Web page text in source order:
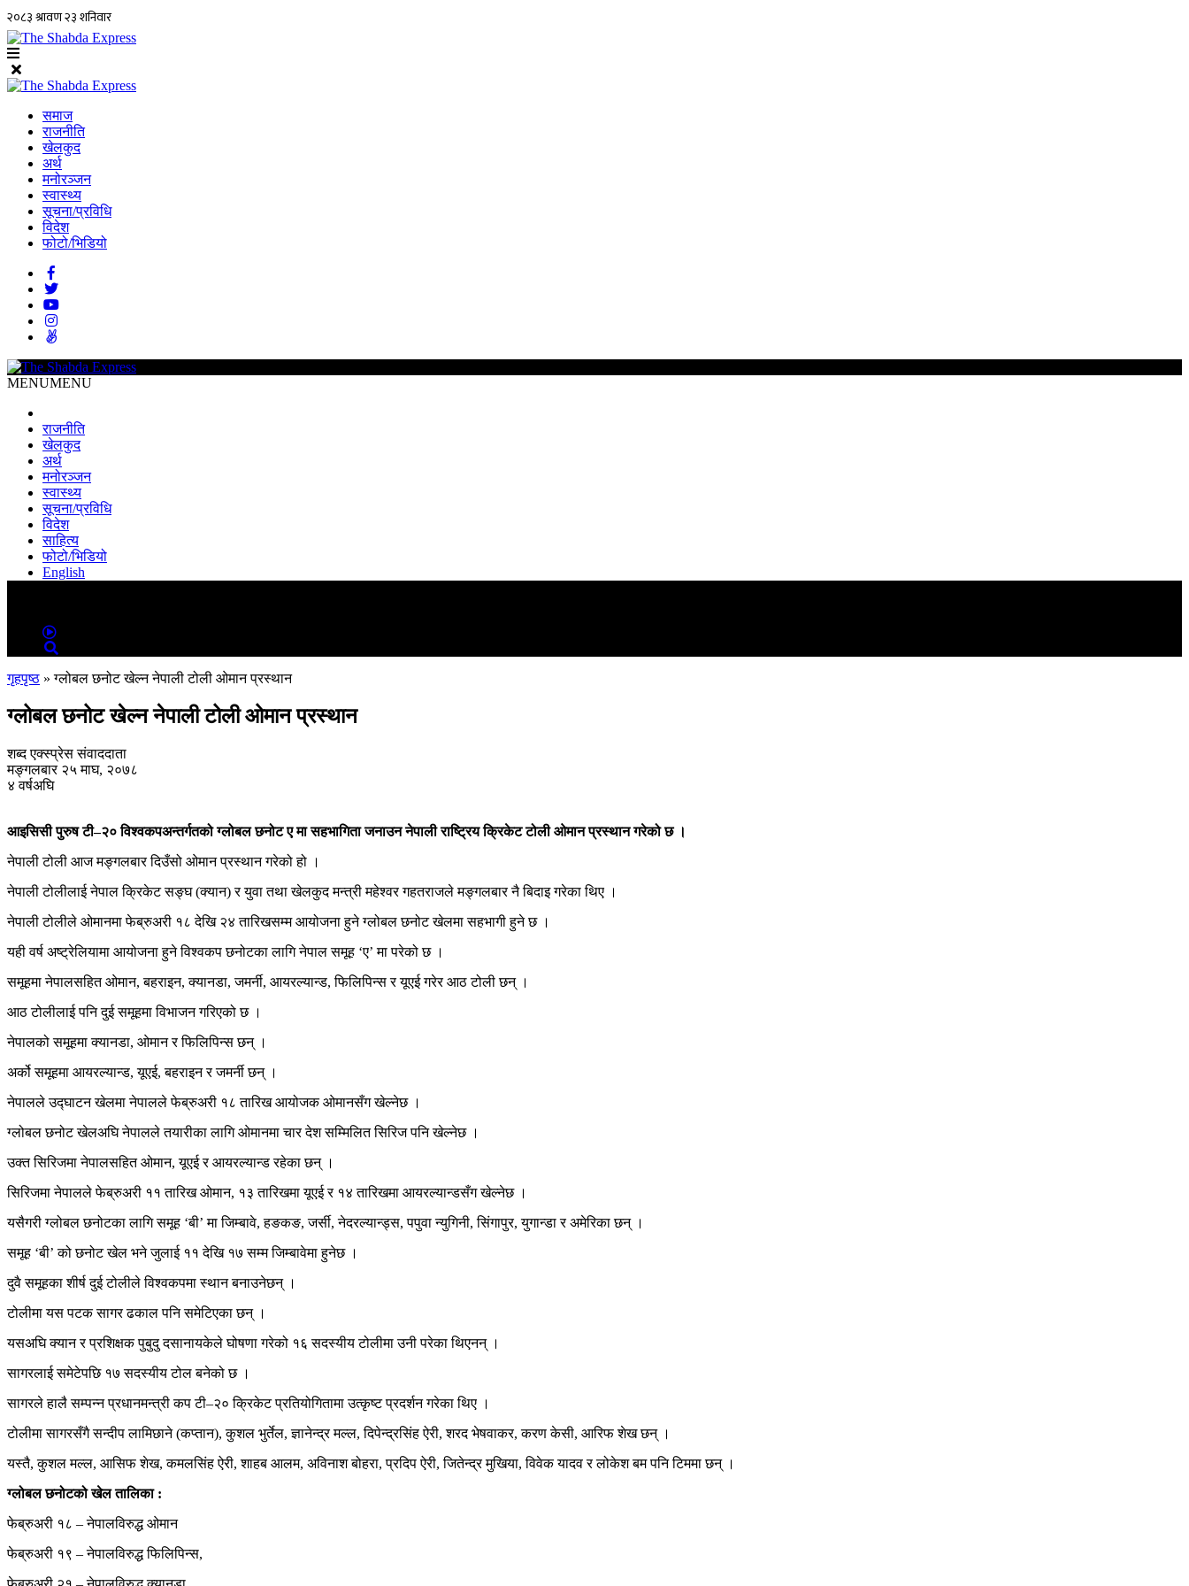
समाज
राजनीति
खेलकुद
अर्थ
मनोरञ्जन
स्वास्थ्य
सूचना/प्रविधि
विदेश
फोटो/भिडियो
MENUMENU
राजनीति
खेलकुद
अर्थ
मनोरञ्जन
स्वास्थ्य
सूचना/प्रविधि
विदेश
साहित्य
फोटो/भिडियो
English
गृहपृष्ठ »ग्लोबल छनोट खेल्न नेपाली टोली ओमान प्रस्थान
ग्लोबल छनोट खेल्न नेपाली टोली ओमान प्रस्थान
शब्द एक्स्प्रेस संवाददाता
मङ्गलबार २५ माघ, २०७८
४ वर्षअघि
आइसिसी पुरुष टी–२० विश्वकपअन्तर्गतको ग्लोबल छनोट ए मा सहभागिता जनाउन नेपाली राष्ट्रिय क्रिकेट टोली ओमान प्रस्थान गरेको छ ।
नेपाली टोली आज मङ्गलबार दिउँसो ओमान प्रस्थान गरेको हो ।
नेपाली टोलीलाई नेपाल क्रिकेट सङ्घ (क्यान) र युवा तथा खेलकुद मन्त्री महेश्वर गहतराजले मङ्गलबार नै बिदाइ गरेका थिए ।
नेपाली टोलीले ओमानमा फेब्रुअरी १८ देखि २४ तारिखसम्म आयोजना हुने ग्लोबल छनोट खेलमा सहभागी हुने छ ।
यही वर्ष अष्ट्रेलियामा आयोजना हुने विश्वकप छनोटका लागि नेपाल समूह ‘ए’ मा परेको छ ।
समूहमा नेपालसहित ओमान, बहराइन, क्यानडा, जमर्नी, आयरल्यान्ड, फिलिपिन्स र यूएई गरेर आठ टोली छन् ।
आठ टोलीलाई पनि दुई समूहमा विभाजन गरिएको छ ।
नेपालको समूहमा क्यानडा, ओमान र फिलिपिन्स छन् ।
अर्को समूहमा आयरल्यान्ड, यूएई, बहराइन र जमर्नी छन् ।
नेपालले उद्घाटन खेलमा नेपालले फेब्रुअरी १८ तारिख आयोजक ओमानसँग खेल्नेछ ।
ग्लोबल छनोट खेलअघि नेपालले तयारीका लागि ओमानमा चार देश सम्मिलित सिरिज पनि खेल्नेछ ।
उक्त सिरिजमा नेपालसहित ओमान, यूएई र आयरल्यान्ड रहेका छन् ।
सिरिजमा नेपालले फेब्रुअरी ११ तारिख ओमान, १३ तारिखमा यूएई र १४ तारिखमा आयरल्यान्डसँग खेल्नेछ ।
यसैगरी ग्लोबल छनोटका लागि समूह ‘बी’ मा जिम्बावे, हङकङ, जर्सी, नेदरल्यान्ड्स, पपुवा न्युगिनी, सिंगापुर, युगान्डा र अमेरिका छन् ।
समूह ‘बी’ को छनोट खेल भने जुलाई ११ देखि १७ सम्म जिम्बावेमा हुनेछ ।
दुवै समूहका शीर्ष दुई टोलीले विश्वकपमा स्थान बनाउनेछन् ।
टोलीमा यस पटक सागर ढकाल पनि समेटिएका छन् ।
यसअघि क्यान र प्रशिक्षक पुबुदु दसानायकेले घोषणा गरेको १६ सदस्यीय टोलीमा उनी परेका थिएनन् ।
सागरलाई समेटेपछि १७ सदस्यीय टोल बनेको छ ।
सागरले हालै सम्पन्न प्रधानमन्त्री कप टी–२० क्रिकेट प्रतियोगितामा उत्कृष्ट प्रदर्शन गरेका थिए ।
टोलीमा सागरसँगै सन्दीप लामिछाने (कप्तान), कुशल भुर्तेल, ज्ञानेन्द्र मल्ल, दिपेन्द्रसिंह ऐरी, शरद भेषवाकर, करण केसी, आरिफ शेख छन् ।
यस्तै, कुशल मल्ल, आसिफ शेख, कमलसिंह ऐरी, शाहब आलम, अविनाश बोहरा, प्रदिप ऐरी, जितेन्द्र मुखिया, विवेक यादव र लोकेश बम पनि टिममा छन् ।
ग्लोबल छनोटको खेल तालिका :
फेब्रुअरी १८ – नेपालविरुद्ध ओमान
फेब्रुअरी १९ – नेपालविरुद्ध फिलिपिन्स,